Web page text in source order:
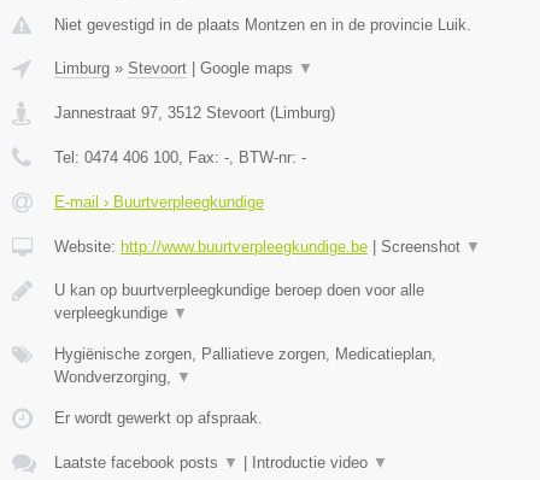
Niet gevestigd in de plaats Montzen en in de provincie Luik.
Limburg » Stevoort Google maps ▼
Jannestraat 97 3512 Stevoort ( Limburg)
Tel: 0474 406 100 , Fax: - , BTW-nr: -
E-mail › Buurtverpleegkundige
Website: http://www.buurtverpleegkundige.be Screenshot ▼
U kan op buurtverpleegkundige beroep doen voor alle
verpleegkundige ▼
Hygiënische zorgen, Palliatieve zorgen, Medicatieplan,
Wondverzorging,
▼
Er wordt gewerkt op afspraak.
Laatste facebook posts ▼ Introductie video ▼